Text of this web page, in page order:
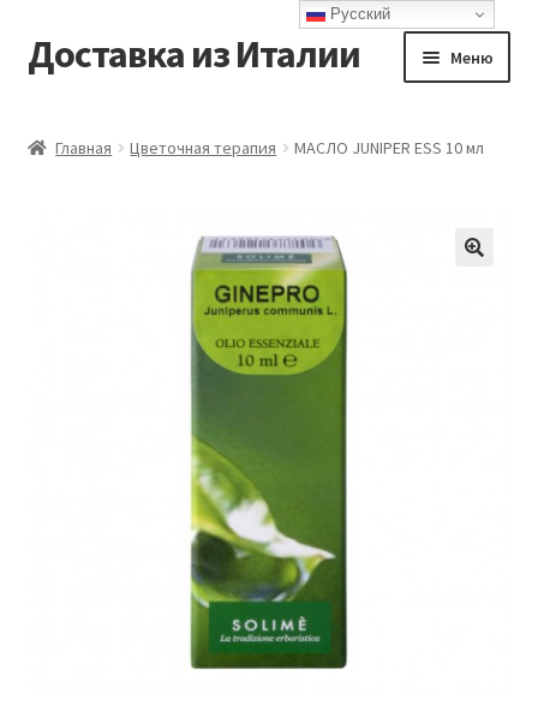
Перейти
к
Перейти
к
Доставка из Италии Меню
Оформление заказа
Главная Цветочная терапия МАСЛО JUNIPER ESS 10 мл
Русский